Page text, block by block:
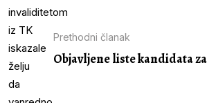
Prethodni članak
Objavljene liste kandidata